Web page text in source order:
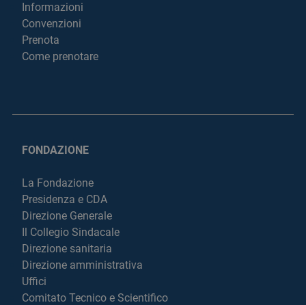
Informazioni
Convenzioni
Prenota
Come prenotare
FONDAZIONE
La Fondazione
Presidenza e CDA
Direzione Generale
Il Collegio Sindacale
Direzione sanitaria
Direzione amministrativa
Uffici
Comitato Tecnico e Scientifico